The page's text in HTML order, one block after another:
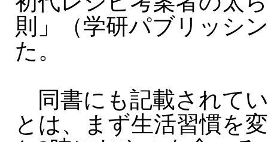
則」（学研パブリッシ
た。
同書にも記載されて
とは、まず生活習慣を